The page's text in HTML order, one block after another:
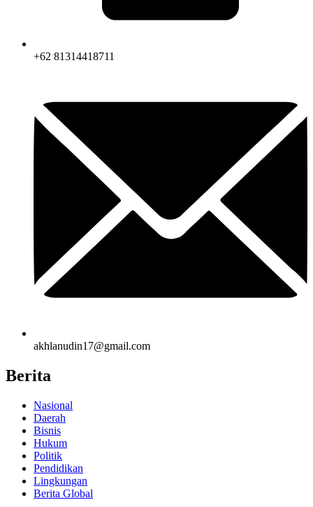
+62 81314418711
akhlanudin17@gmail.com
Berita
Nasional
Daerah
Bisnis
Hukum
Politik
Pendidikan
Lingkungan
Berita Global